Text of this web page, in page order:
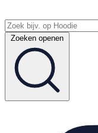
Zoeken openen